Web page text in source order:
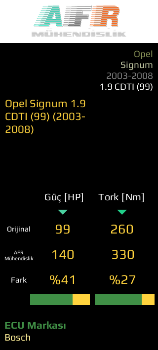
Opel
Signum
2003-2008
1.9 CDTI (99)
Opel Signum 1.9
CDTI (99) (2003-
2008)
Güç [HP] Tork [Nm]
Orijinal 99 260
AFR
Mühendislik
140 330
Fark %41 %27
ECU Markası
Bosch